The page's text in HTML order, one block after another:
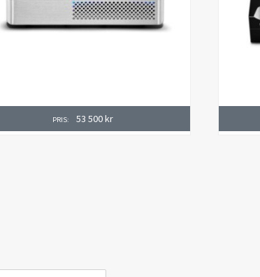
PRIS: 53 500kr